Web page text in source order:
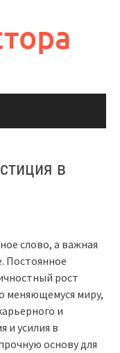
в
слово, а важная
Постоянное
рост
меняющемуся миру,
и
и усилия в
основу для